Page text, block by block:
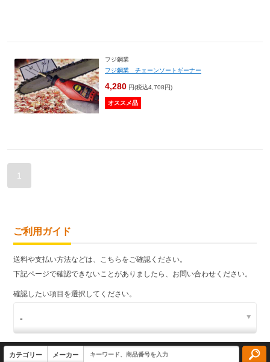
フジ鋼業
フジ鋼業 チェーンソートギーナー
4,280 円(税込4,708円)
オススメ品
1
ご利用ガイド
送料や支払い方法などは、こちらをご確認ください。
下記ページで確認できないことがありましたら、お問い合わせください。
確認したい項目を選択してください。